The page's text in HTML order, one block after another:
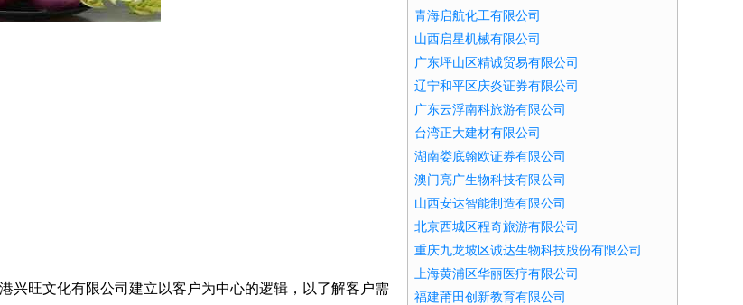
兴旺文化有限公司建立以客户为中心的逻辑，以了解客户需
青海启航化工有限公司
山西启星机械有限公司
广东坪山区精诚贸易有限公司
辽宁和平区庆炎证券有限公司
广东云浮南科旅游有限公司
台湾正大建材有限公司
湖南娄底翰欧证券有限公司
澳门亮广生物科技有限公司
山西安达智能制造有限公司
北京西城区程奇旅游有限公司
重庆九龙坡区诚达生物科技股份有限公司
上海黄浦区华丽医疗有限公司
福建莆田创新教育有限公司